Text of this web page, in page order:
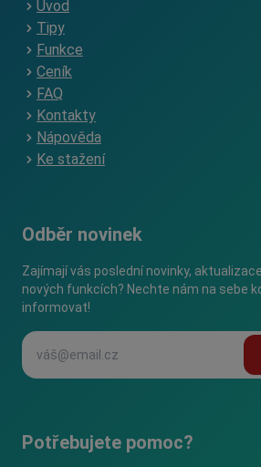
Úvod
Tipy
Funkce
Ceník
FAQ
Kontakty
Nápověda
Ke stažení
Odběr novinek
Zajímají vás poslední novinky,
nových funkcích? Nechte nám na sebe
informovat!
Potřebujete pomoc?